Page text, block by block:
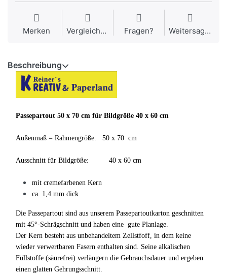
Merken Vergleichen Fragen? Weitersagen
Beschreibung
Passepartout 50 x 70 cm für Bildgröße 40 x 60 cm
Außenmaß = Rahmengröße: 50 x 70 cm
Ausschnitt für Bildgröße: 40 x 60 cm
mit cremefarbenen Kern
ca. 1,4 mm dick
Die Passepartout sind aus unserem Passepartoutkarton geschnitten
mit 45°-Schrägschnitt und haben eine gute Planlage.
Der Kern besteht aus unbehandeltem Zellstfoff, in dem keine
wieder verwertbaren Fasern enthalten sind. Seine alkalischen
Füllstoffe (säurefrei) verlängern die Gebrauchsdauer und ergeben
einen glatten Gehrungsschnitt.